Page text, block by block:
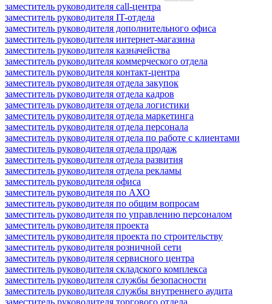
заместитель руководителя call-центра
заместитель руководителя IT-отдела
заместитель руководителя дополнительного офиса
заместитель руководителя интернет-магазина
заместитель руководителя казначейства
заместитель руководителя коммерческого отдела
заместитель руководителя контакт-центра
заместитель руководителя отдела закупок
заместитель руководителя отдела кадров
заместитель руководителя отдела логистики
заместитель руководителя отдела маркетинга
заместитель руководителя отдела персонала
заместитель руководителя отдела по работе с клиентами
заместитель руководителя отдела продаж
заместитель руководителя отдела развития
заместитель руководителя отдела рекламы
заместитель руководителя офиса
заместитель руководителя по АХО
заместитель руководителя по общим вопросам
заместитель руководителя по управлению персоналом
заместитель руководителя проекта
заместитель руководителя проекта по строительству
заместитель руководителя розничной сети
заместитель руководителя сервисного центра
заместитель руководителя складского комплекса
заместитель руководителя службы безопасности
заместитель руководителя службы внутреннего аудита
заместитель руководителя торгового отдела